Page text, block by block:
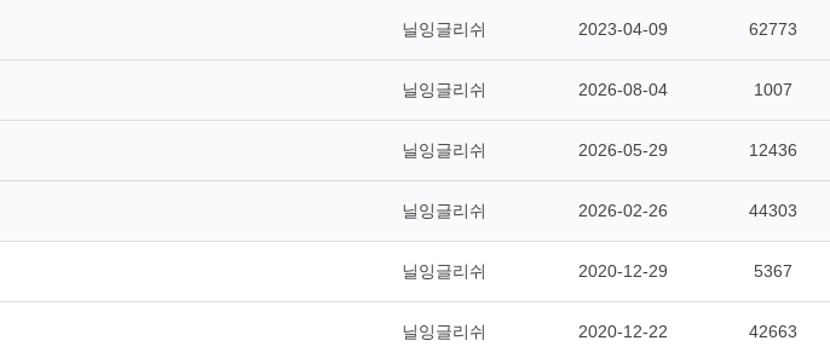
닐잉글리쉬 2023-04-09 62773
닐잉글리쉬 2026-08-04 1007
닐잉글리쉬 2026-05-29 12436
닐잉글리쉬 2026-02-26 44303
닐잉글리쉬 2020-12-29 5367
닐잉글리쉬 2020-12-22 42663